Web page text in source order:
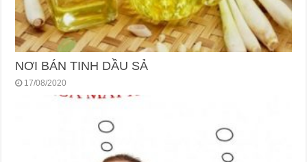
NƠI BÁN TINH DẦU SẢ
17/08/2020